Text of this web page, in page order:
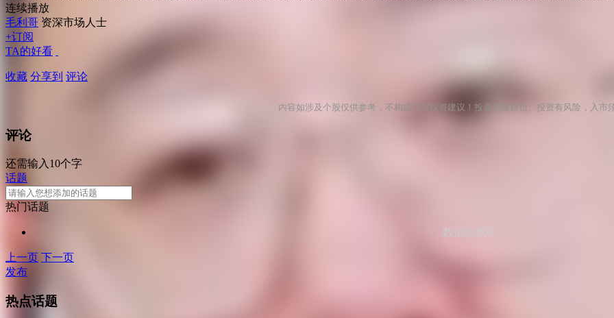
连续播放
毛利哥 资深市场人士
+订阅
TA的好看
收藏 分享到 评论
内容如涉及个股仅供参考，不构成任何投资建议！投资风险自负。投资有风险，入市
评论
还需输入10个字
话题
热门话题
数据加载中...
上一页 下一页
发布
热点话题